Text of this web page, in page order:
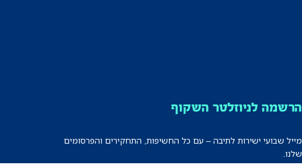
הרשמה לניוזלטר השקוף
מייל שבועי ישירות לתיבה – עם כל החשיפות, התחקירים והפרסומים
שלנו.